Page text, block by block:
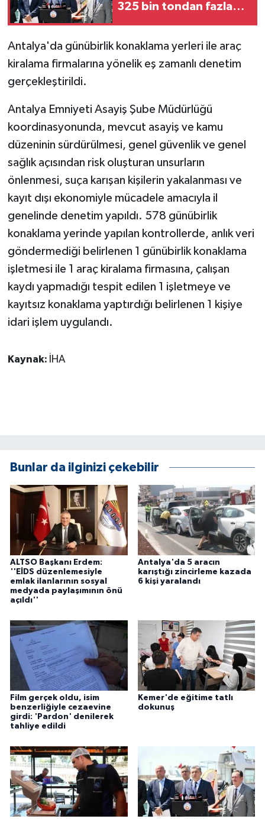
325 bin tondan fazla
Antalya'da günübirlik konaklama yerleri ile araç
kiralama firmalarına yönelik eş zamanlı denetim
gerçekleştirildi.
Antalya Emniyeti Asayiş Şube Müdürlüğü
koordinasyonunda, mevcut asayiş ve kamu
düzeninin sürdürülmesi, genel güvenlik ve genel
sağlık açısından risk oluşturan unsurların
önlenmesi, suça karışan kişilerin yakalanması ve
kayıt dışı ekonomiyle mücadele amacıyla il
genelinde denetim yapıldı. 578 günübirlik
konaklama yerinde yapılan kontrollerde, anlık veri
göndermediği belirlenen 1 günübirlik konaklama
işletmesi ile 1 araç kiralama firmasına, çalışan
kaydı yapmadığı tespit edilen 1 işletmeye ve
kayıtsız konaklama yaptırdığı belirlenen 1 kişiye
idari işlem uygulandı.
Kaynak: İHA
Bunlar da ilginizi çekebilir
ALTSO Başkanı Erdem:
''EİDS düzenlemesiyle
emlak ilanlarının sosyal
medyada paylaşımının önü
açıldı''
Antalya'da 5 aracın
karıştığı zincirleme kazada
6 kişi yaralandı
Film gerçek oldu, isim
benzerliğiyle cezaevine
girdi: 'Pardon' denilerek
tahliye edildi
Kemer'de eğitime tatlı
dokunuş
GÜNDEM
Güvenlik
HABERDE İNSAN
İş Dünyası
Jandarma
KÜLTÜR SANAT
MAGAZİN
Otomobil
POLİTİKA
Turizm
ÜLKE GÜNDEMİ
YAŞAM
YEREL
Yerel Haberler